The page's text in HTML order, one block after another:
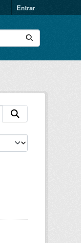
Entrar